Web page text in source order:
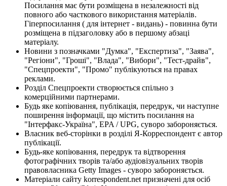
Посилання має бути розміщена в незалежності від
повного або часткового використання матеріалів.
Гіперпосилання ( для інтернет - видань) - повинна бути
розміщена в підзаголовку або в першому абзаці
матеріалу.
Новини з позначками "Думка", "Експертиза", "Заява",
"Регіони", "Гроші", "Влада", "Вибори", "Тест-драйв",
"Спецпроекти", "Промо" публікуються на правах
реклами.
Розділ Спецпроекти створюється спільно з
комерційними партнерами.
Будь яке копіювання, публікація, передрук, чи наступне
поширення інформації, що містить посилання на
"Інтерфакс-Україна", EPA / UPG, суворо забороняється.
Власник веб-сторінки в розділі Я-Корреспондент є автор
публікації.
Будь-яке копіювання, передрук та відтворення
фотографічних творів та/або аудіовізуальних творів
правовласника Getty Images - суворо забороняється.
Матеріали сайту korrespondent.net призначені для осіб